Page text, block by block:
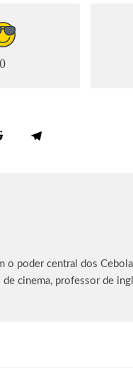
0
o poder central dos
cinema, professor de